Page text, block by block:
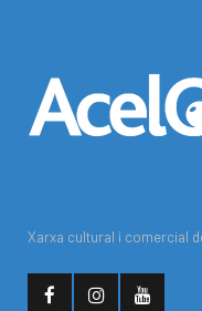
Xarxa cultural i comercial